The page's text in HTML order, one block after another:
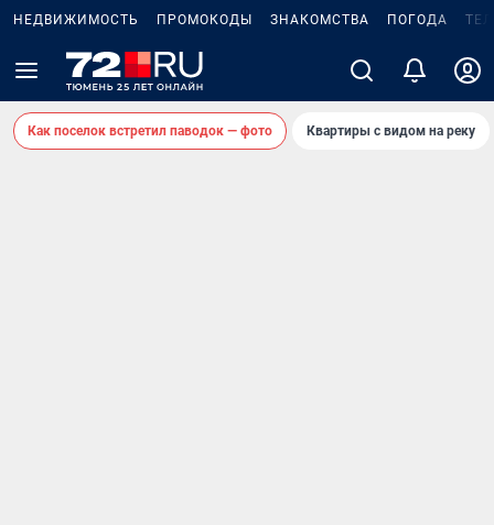
НЕДВИЖИМОСТЬ ПРОМОКОДЫ ЗНАКОМСТВА ПОГОДА
Как поселок встретил паводок — фото Квартиры с видом на реку